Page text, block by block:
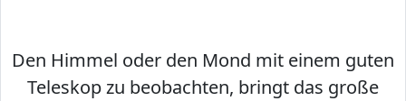
Den Himmel oder den Mond mit einem guten
Teleskop zu beobachten, bringt das große